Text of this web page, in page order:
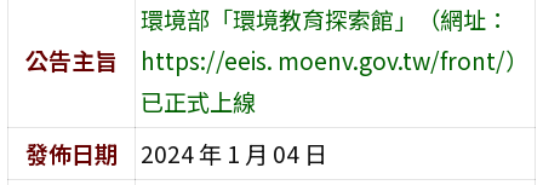
公告主旨
環境部「環境教育探索館」（網址：
https://eeis. moenv.gov.tw/front/）
已正式上線
發佈日期
2024 年 1 月 04 日